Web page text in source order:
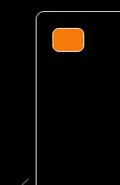
Kategorie